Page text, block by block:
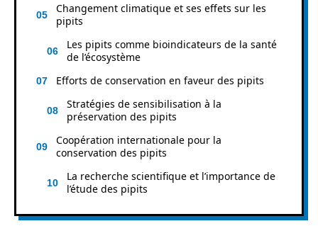
Changement climatique et ses effets sur les
pipits
Les pipits comme bioindicateurs de la santé
de l’écosystème
Efforts de conservation en faveur des pipits
Stratégies de sensibilisation à la
préservation des pipits
Coopération internationale pour la
conservation des pipits
La recherche scientifique et l’importance de
l’étude des pipits